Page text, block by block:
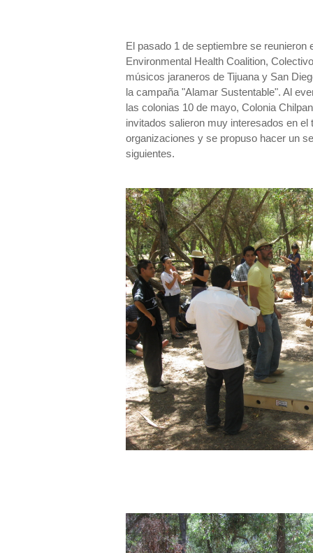
El pasado 1 de septiembre se reunieron
Environmental Health Coalition,
músicos jaraneros de Tijuana y San
la campaña "Alamar Sustentable". Al
las colonias 10 de mayo, Colonia
invitados salieron muy interesados en el
organizaciones y se propuso hacer un
siguientes.